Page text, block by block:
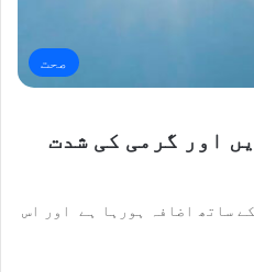
صحت
اور گرمی کی شدت
ساتھ اضافہ ہورہا ہے اور اس